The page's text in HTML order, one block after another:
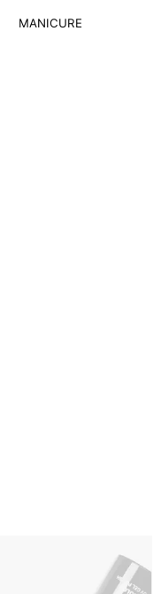
MANICURE